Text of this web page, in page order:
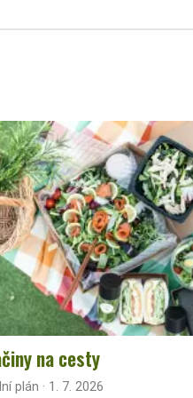
na cesty
plán · 1. 7. 2026